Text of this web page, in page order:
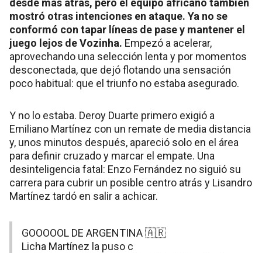
desde más atrás, pero el equipo africano también
mostró otras intenciones en ataque. Ya no se
conformó con tapar líneas de pase y mantener el
juego lejos de Vozinha. Empezó a acelerar,
aprovechando una selección lenta y por momentos
desconectada, que dejó flotando una sensación
poco habitual: que el triunfo no estaba asegurado.
Y no lo estaba. Deroy Duarte primero exigió a
Emiliano Martínez con un remate de media distancia
y, unos minutos después, apareció solo en el área
para definir cruzado y marcar el empate. Una
desinteligencia fatal: Enzo Fernández no siguió su
carrera para cubrir un posible centro atrás y Lisandro
Martínez tardó en salir a achicar.
GOOOOOL DE ARGENTINA 🇦🇷
Licha Martínez la puso c